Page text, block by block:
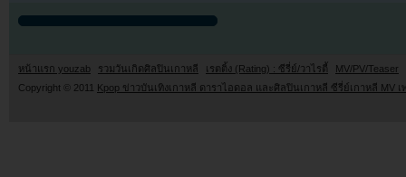
หน้าแรก youzab รวมวันเกิดศิลปินเกาหลี เรตติ้ง (Rating) : ซีรี่ย์/วาไรตี้
MV/PV/Teaser
Copyright © 2011 Kpop ข่าวบันเทิงเกาหลี ดาราไอดอล และศิลปินเกาหลี ซีรี่ย์เกาหลี MV